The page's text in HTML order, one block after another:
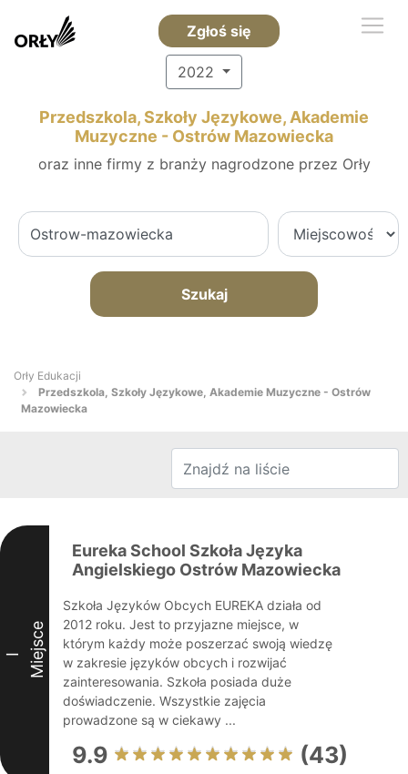
Zgłoś się
2022
Przedszkola, Szkoły Językowe, Akademie
Muzyczne - Ostrów Mazowiecka
oraz inne firmy z branży nagrodzone przez Orły
Szukaj
Orły Edukacji
Przedszkola, Szkoły Językowe, Akademie Muzyczne - Ostrów
Mazowiecka
I Miejsce
Eureka School Szkoła Języka
Angielskiego Ostrów Mazowiecka
Szkoła Języków Obcych EUREKA działa od
2012 roku. Jest to przyjazne miejsce, w
którym każdy może poszerzać swoją wiedzę
w zakresie języków obcych i rozwijać
zainteresowania. Szkoła posiada duże
doświadczenie. Wszystkie zajęcia
prowadzone są w ciekawy ...
9.9 (43)